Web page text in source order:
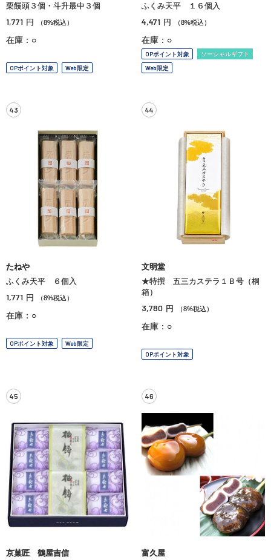
栗饅頭３個・斗升最中３個
1,771 円 （8%税込）
在庫：○
OPポイント対象 Web限定
ふくみ天平 １６個入
4,471 円 （8%税込）
在庫：○
OPポイント対象
ソーシャルギフト
Web限定
43
たねや
ふくみ天平 ６個入
1,771 円 （8%税込）
在庫：○
OPポイント対象 Web限定
44
文明堂
★特撰 五三カステラ１Ｂ号（桐
箱）
3,780 円 （8%税込）
在庫：○
OPポイント対象
45
京菓匠 鶴屋吉信
46
富久屋